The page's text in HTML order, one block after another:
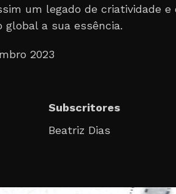
um legado de criatividade e
a sua essência.
2023
Subscritores
Beatriz Dias